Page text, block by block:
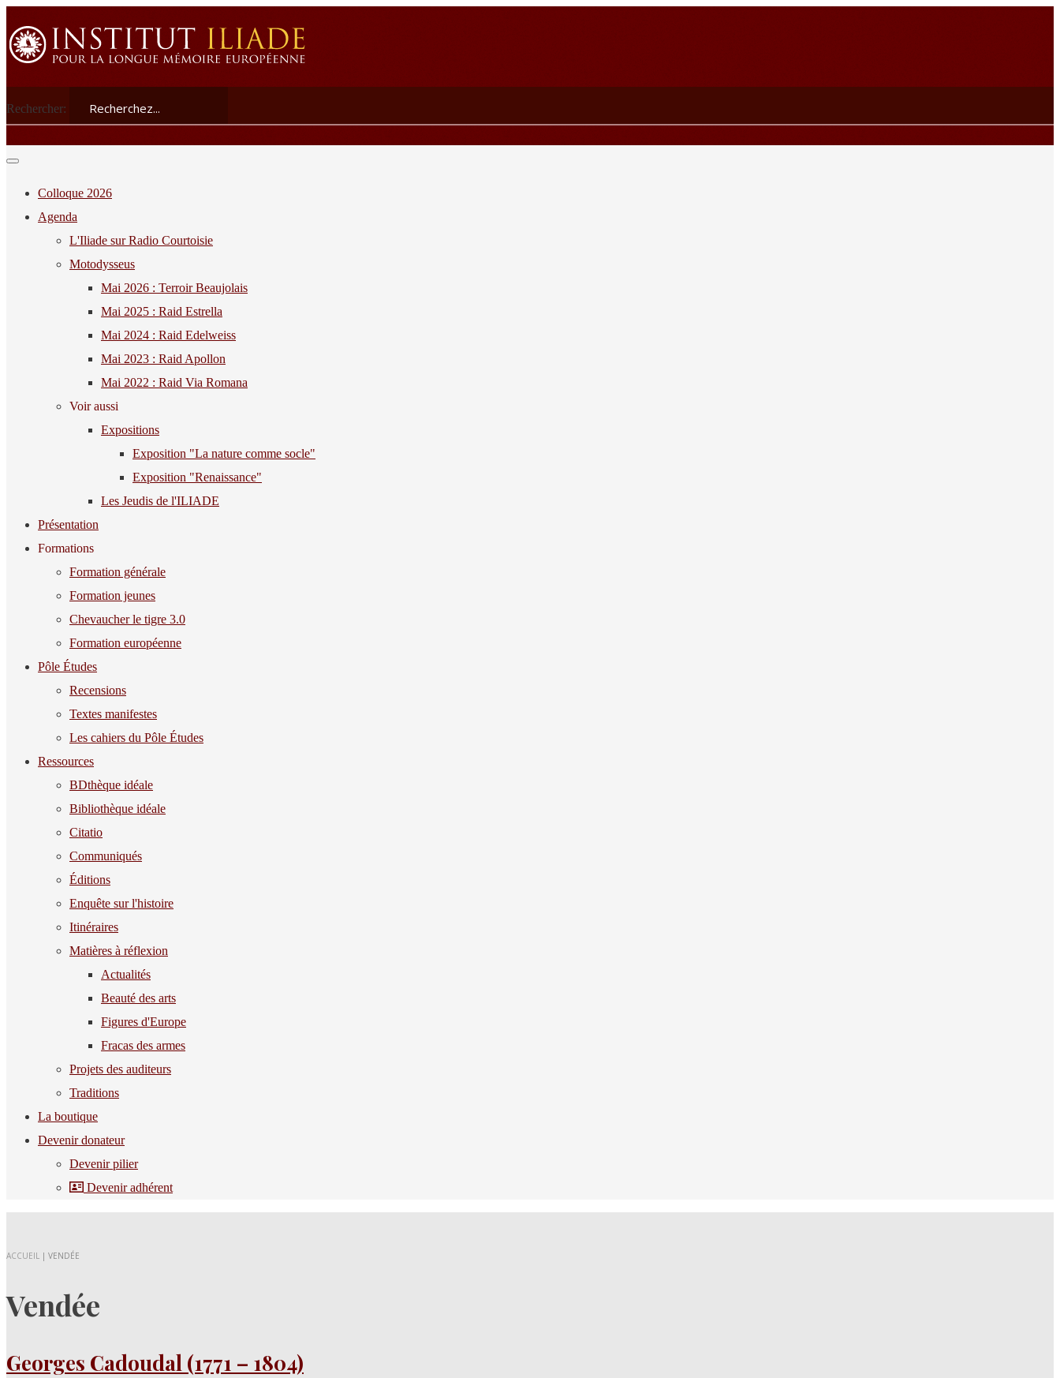
Rechercher:
Colloque 2026
Agenda
L'Iliade sur Radio Courtoisie
Motodysseus
Mai 2026 : Terroir Beaujolais
Mai 2025 : Raid Estrella
Mai 2024 : Raid Edelweiss
Mai 2023 : Raid Apollon
Mai 2022 : Raid Via Romana
Voir aussi
Expositions
Exposition "La nature comme socle"
Exposition "Renaissance"
Les Jeudis de l'ILIADE
Présentation
Formations
Formation générale
Formation jeunes
Chevaucher le tigre 3.0
Formation européenne
Pôle Études
Recensions
Textes manifestes
Les cahiers du Pôle Études
Ressources
BDthèque idéale
Bibliothèque idéale
Citatio
Communiqués
Éditions
Enquête sur l'histoire
Itinéraires
Matières à réflexion
Actualités
Beauté des arts
Figures d'Europe
Fracas des armes
Projets des auditeurs
Traditions
La boutique
Devenir donateur
Devenir pilier
Devenir adhérent
ACCUEIL | VENDÉE
Vendée
Georges Cadoudal (1771 – 1804)